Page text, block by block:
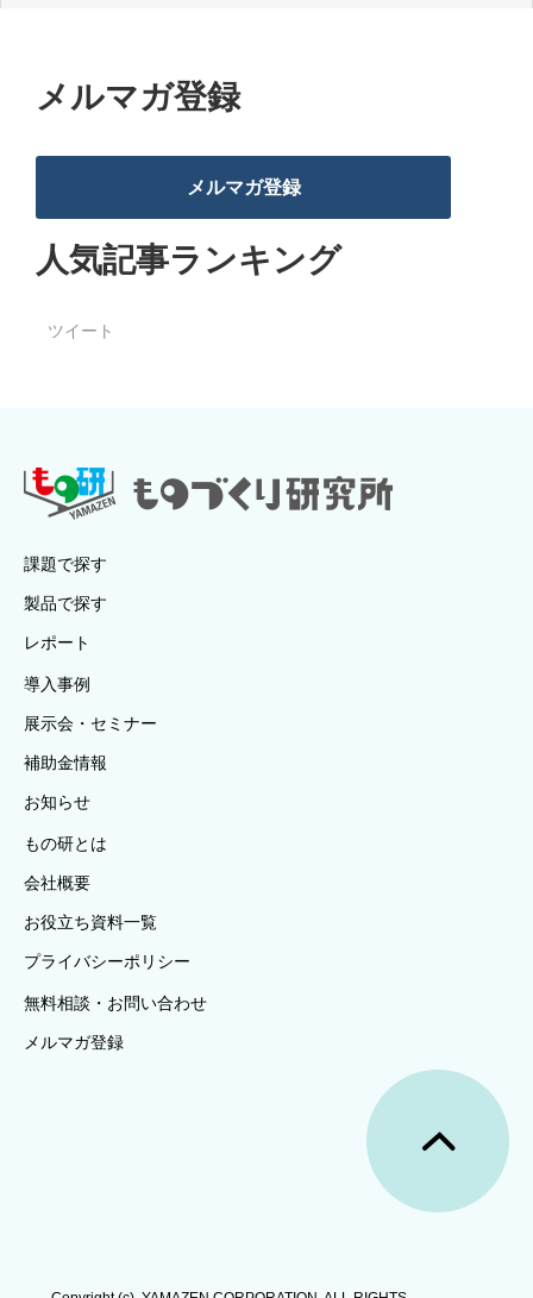
メルマガ登録
メルマガ登録
人気記事ランキング
ツイート
課題で探す
製品で探す
レポート
導入事例
展示会・セミナー
補助金情報
お知らせ
もの研とは
会社概要
お役立ち資料一覧
プライバシーポリシー
無料相談・お問い合わせ
メルマガ登録